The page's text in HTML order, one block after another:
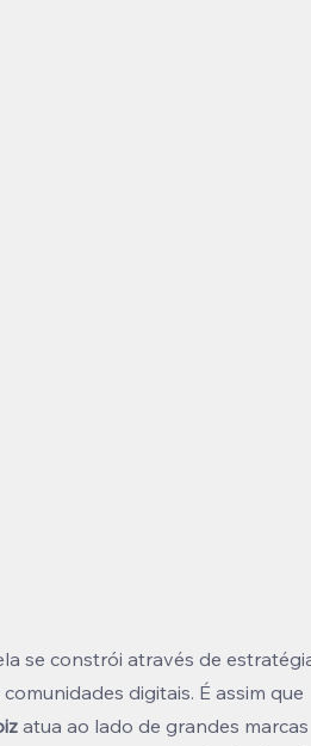
se constrói através de
digitais. É assim que
atua ao lado de grandes marcas